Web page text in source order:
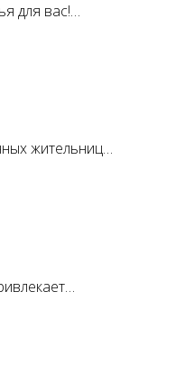
для вас!…
жительниц…